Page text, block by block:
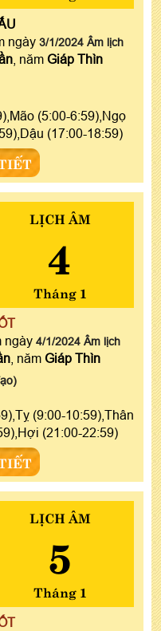
ngày 3/1/2024 Âm lịch
, năm Giáp Thìn
(5:00-6:59),Ngọ
(17:00-18:59)
LỊCH ÂM
4
Tháng 1
ngày 4/1/2024 Âm lịch
, năm Giáp Thìn
(9:00-10:59),Thân
(21:00-22:59)
LỊCH ÂM
5
Tháng 1